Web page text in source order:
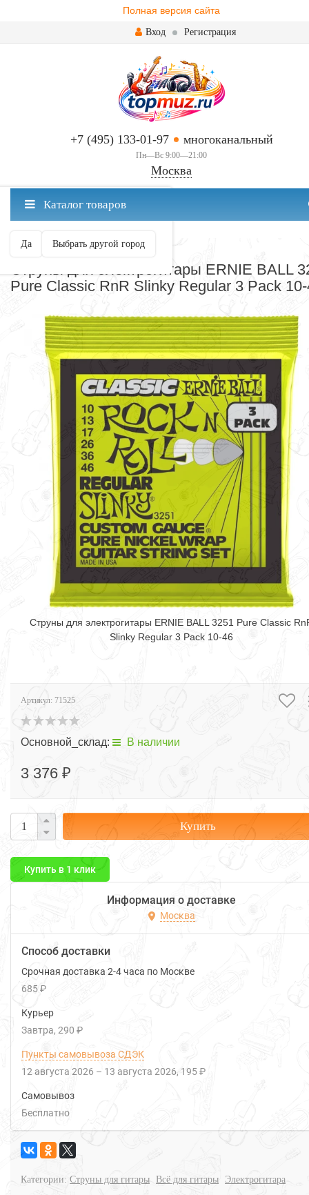
Полная версия сайта
Вход Регистрация
+7 (495) 133-01-97 многоканальный
Пн—Вс 9:00—21:00
Москва
Москва ваш город?
Да Выбрать другой город
Каталог товаров
СТРУНЫ ДЛЯ ГИТАРЫ
Струны для электрогитары ERNIE BALL
Pure Classic RnR Slinky Regular 3 Pack
Струны для электрогитары ERNIE BALL 3251 Pure Classic
Slinky Regular 3 Pack 10-46
Артикул: 71525
Основной_склад: В наличии
3 376 ₽
Купить
Купить в 1 клик
Информация о доставке
Москва
Способ доставки
Срочная доставка 2-4 часа по Москве
685 ₽
Курьер
Завтра 290 ₽
Пункты самовывоза СДЭК
12 августа 2026 – 13 августа 2026 195 ₽
Самовывоз
Бесплатно
Категории: Струны для гитары Всё для гитары Электрогитара